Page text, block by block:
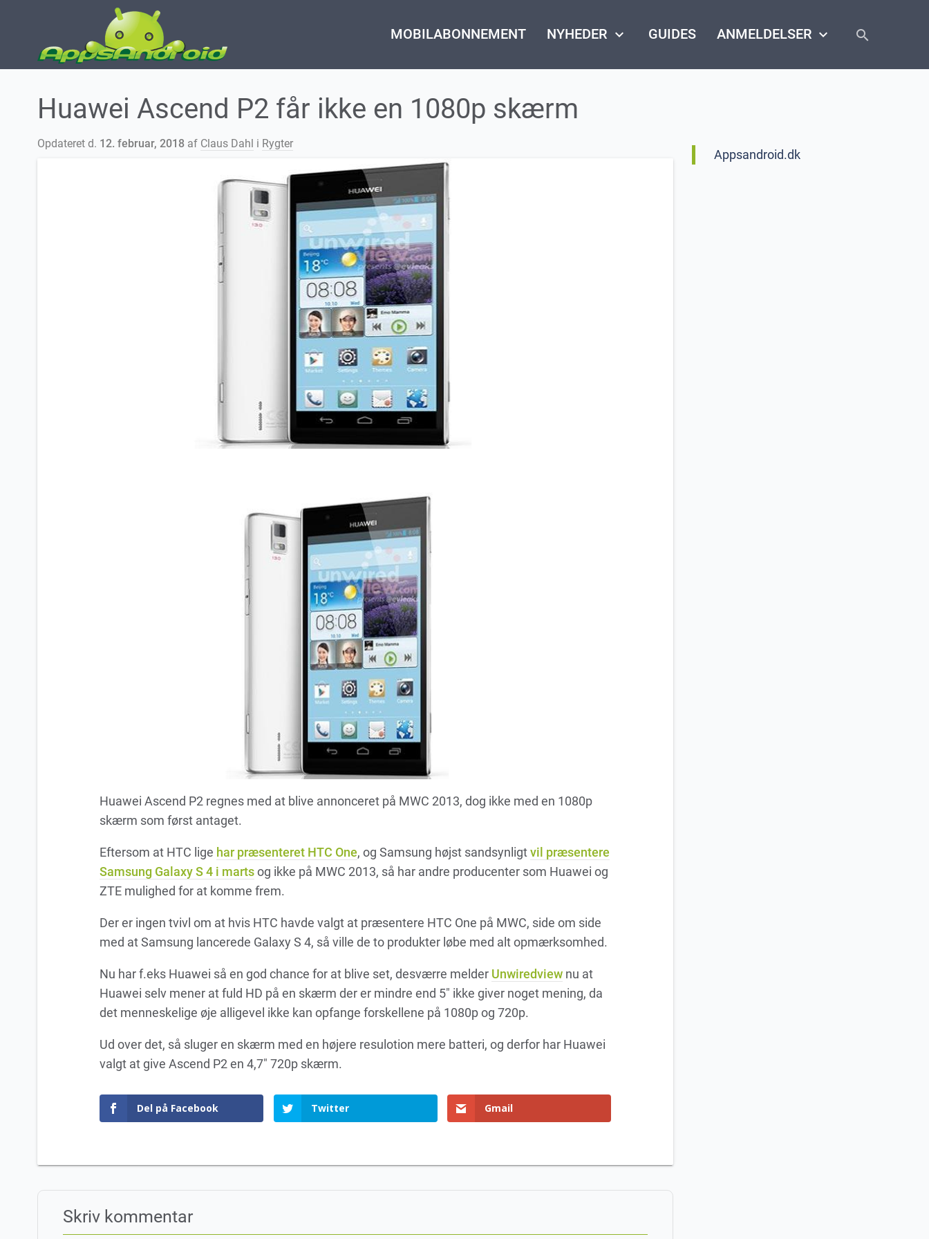
MOBILABONNEMENT NYHEDER keyboard_arrow_down GUIDES ANMELDELSER keyboard_arrow_down search
close
Huawei Ascend P2 får ikke en 1080p skærm
Opdateret d. 12. februar, 2018af Claus Dahl i Rygter
Huawei Ascend P2 regnes med at blive annonceret på MWC 2013, dog ikke med en 1080p
skærm som først antaget.
Eftersom at HTC lige har præsenteret HTC One, og Samsung højst sandsynligtvil præsentere
Samsung Galaxy S 4 i martsog ikke på MWC 2013, så har andre producenter som Huawei og
ZTE mulighed for at komme frem.
Der er ingen tvivl om at hvis HTC havde valgt at præsentere HTC One på MWC, side om side
med at Samsung lancerede Galaxy S 4, så ville de to produkter løbe med alt opmærksomhed.
Nu har f.eks Huawei så en god chance for at blive set, desværre melder Unwiredviewnu at
Huawei selv mener at fuld HD på en skærm der er mindre end 5″ ikke giver noget mening, da
det menneskelige øje alligevel ikke kan opfange forskellene på 1080p og 720p.
Ud over det, så sluger en skærm med en højere resulotion mere batteri, og derfor har Huawei
valgt at give Ascend P2 en 4,7″ 720p skærm.
Del på Facebook Twitter Gmail
Skriv kommentar
Appsandroid.dk